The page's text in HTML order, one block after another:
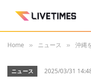
Home » ニュース » 沖縄を舞台にした
ニュース 2025/03/31